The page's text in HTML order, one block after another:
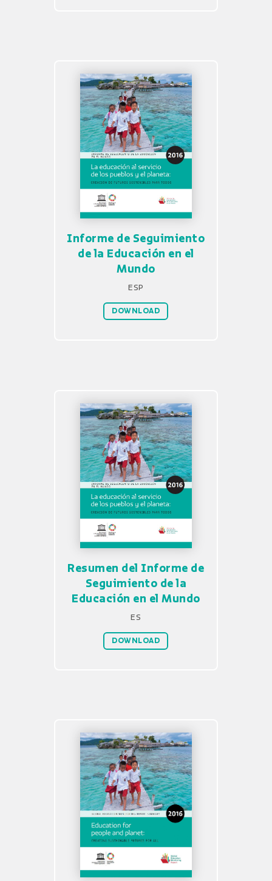
Informe de Seguimiento
de la Educación en el
Mundo
ESP
DOWNLOAD
Resumen del Informe de
Seguimiento de la
Educación en el Mundo
ES
DOWNLOAD